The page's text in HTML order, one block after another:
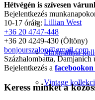
Lillian West
Minimalista
Vintage
Hétvégén is szívesen
Bejelentkezés
10-17 óráig:
+36 20 4747-448
+36 20 4249-430 (Öltöny)
bonjourszalon@gmail.com
Százhalombatta, Damjanich
Bejelentkezés a facebookon
Keress minket a